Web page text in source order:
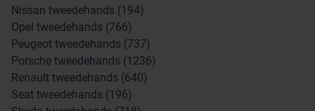
Nissan tweedehands (194)
Opel tweedehands (766)
Peugeot tweedehands (737)
Porsche tweedehands (1236)
Renault tweedehands (640)
Seat tweedehands (196)